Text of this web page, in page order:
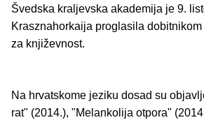
Švedska kraljevska akademija je 9.
Krasznahorkaija proglasila
za književnost.
Na hrvatskome jeziku dosad su
rat" (2014.), "Melankolija otpora"